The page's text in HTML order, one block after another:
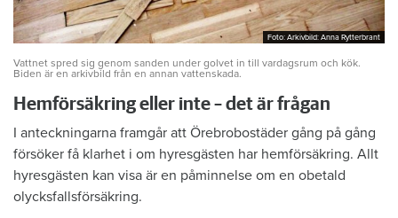
Foto: Arkivbild: Anna Rytterbrant
Foto: Arkivbild: Anna Rytterbrant
Vattnet spred sig genom sanden under golvet in till vardagsrum och kök.
Biden är en arkivbild från en annan vattenskada.
Hemförsäkring eller inte – det är frågan
I anteckningarna framgår att Örebrobostäder gång på gång
försöker få klarhet i om hyresgästen har hemförsäkring. Allt
hyresgästen kan visa är en påminnelse om en obetald
olycksfallsförsäkring.